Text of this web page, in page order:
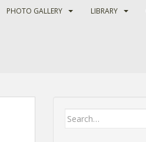
PHOTO GALLERY LIBRARY
Search